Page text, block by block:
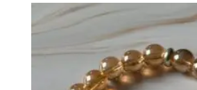
27.00 €